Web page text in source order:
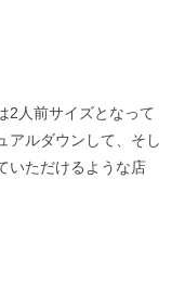
2人前サイズとなって
アルダウンして、 そし
いただけるような店